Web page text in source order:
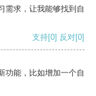
需求，让我能够找到自
支持[0] 反对[0]
功能，比如增加一个自